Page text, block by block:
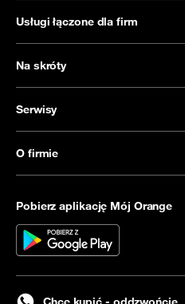
Usługi łączone dla firm
Na skróty
Serwisy
O firmie
Pobierz aplikację Mój Orange